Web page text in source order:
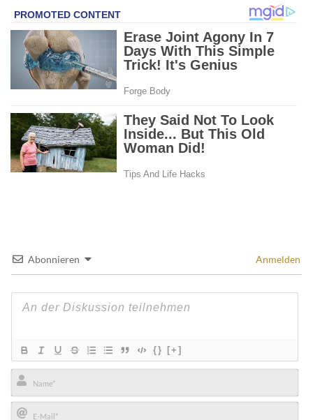
Abonnieren Anmelden
{} [+]
Name*